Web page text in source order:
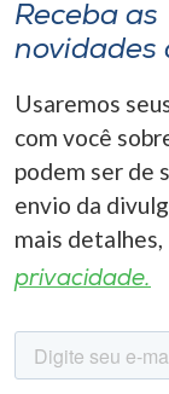
A-
Receba as
novidades
Usaremos
com você
podem ser de
envio da
mais detalhes,
privacidade.